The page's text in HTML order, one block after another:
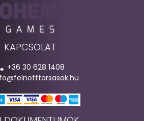
KAPCSOLAT
+36 30 628 1408